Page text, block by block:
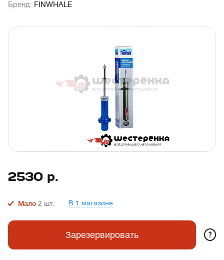
Бренд: FINWHALE
2530 р.
Мало 2 шт. В 1 магазине
Зарезервировать ?